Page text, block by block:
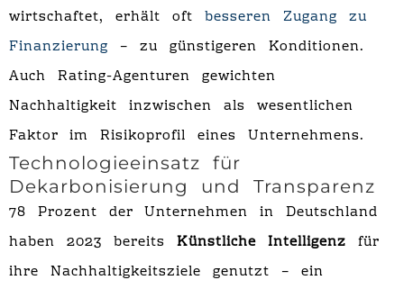
wirtschaftet, erhält oft besseren Zugang zu
Finanzierung – zu günstigeren Konditionen.
Auch Rating-Agenturen gewichten
Nachhaltigkeit inzwischen als wesentlichen
Faktor im Risikoprofil eines Unternehmens.
Technologieeinsatz für
Dekarbonisierung und Transparenz
78 Prozent der Unternehmen in Deutschland
haben 2023 bereits Künstliche Intelligenz für
ihre Nachhaltigkeitsziele genutzt – ein